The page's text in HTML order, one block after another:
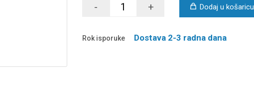
- + Dodaj u košaricu
Rok isporuke Dostava 2-3 radna dana